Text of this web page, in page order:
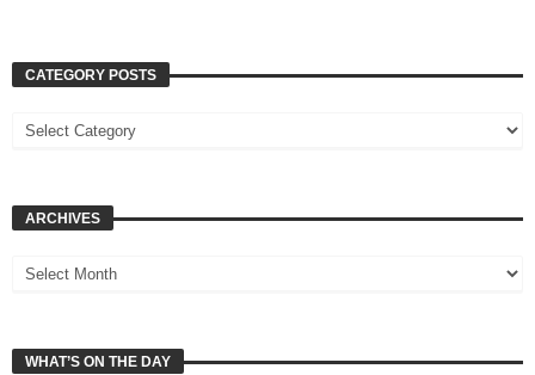
CATEGORY POSTS
ARCHIVES
WHAT’S ON THE DAY